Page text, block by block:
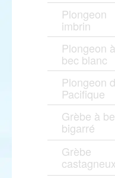
Plongeon
imbrin
Plongeon à
bec blanc
Plongeon
Pacifique
Grèbe à
bigarré
Grèbe
castagneux